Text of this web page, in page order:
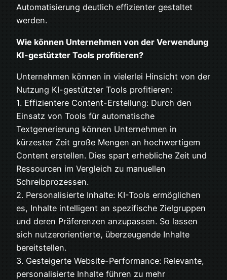
Automatisierung deutlich effizienter gestaltet
werden.
Wie können Unternehmen von der Verwendung
KI-gestützter Tools profitieren?
Unternehmen können in vielerlei Hinsicht von der
Nutzung KI-gestützter Tools profitieren:
1. Effizientere Content-Erstellung: Durch den
Einsatz von Tools für automatische
Textgenerierung können Unternehmen in
kürzester Zeit große Mengen an hochwertigem
Content erstellen. Dies spart erhebliche Zeit und
Ressourcen im Vergleich zu manuellen
Schreibprozessen.
2. Personalisierte Inhalte: KI-Tools ermöglichen
es, Inhalte intelligent an spezifische Zielgruppen
und deren Präferenzen anzupassen. So lassen
sich nutzerorientierte, überzeugende Inhalte
bereitstellen.
3. Gesteigerte Website-Performance: Relevante,
personalisierte Inhalte führen zu mehr